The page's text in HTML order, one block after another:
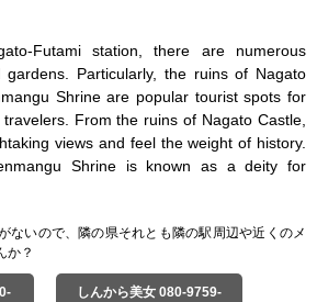
Futami station, there are numerous
gardens. Particularly, the ruins of Nagato
Shrine are popular tourist spots for
From the ruins of Nagato Castle,
views and feel the weight of history.
Shrine is known as a deity for
ないので、隣の県それとも隣の駅周辺や近くのメ
か？
しんから美女 080-9759-